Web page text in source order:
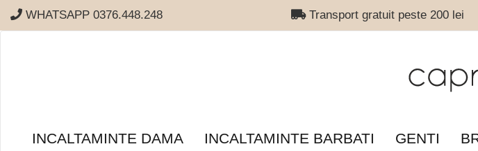
WHATSAPP 0376.448.248 Transport gratuit peste 200 lei
INCALTAMINTE DAMA INCALTAMINTE BARBATI GENTI